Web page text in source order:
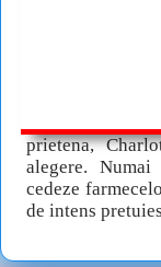
prietena,
alegere.
cedeze
de intens